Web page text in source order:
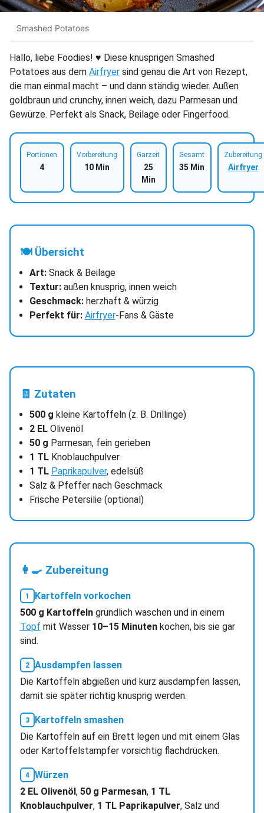
Smashed Potatoes
Hallo, liebe Foodies! ♥︎ Diese knusprigen Smashed
Potatoes aus dem Airfryer sind genau die Art von Rezept,
die man einmal macht – und dann ständig wieder. Außen
goldbraun und crunchy, innen weich, dazu Parmesan und
Gewürze. Perfekt als Snack, Beilage oder Fingerfood.
Portionen
4
Vorbereitung
10 Min
Garzeit
25
Min
Gesamt
35 Min
Zubereitung
Airfryer
🍽 Übersicht
Art:Snack & Beilage
Textur:außen knusprig, innen weich
Geschmack:herzhaft & würzig
Perfekt für: Airfryer-Fans & Gäste
🧾 Zutaten
500 g kleine Kartoffeln (z. B. Drillinge)
2 ELOlivenöl
50 g Parmesan, fein gerieben
1 TLKnoblauchpulver
1 TL Paprikapulver, edelsüß
Salz & Pfeffer nach Geschmack
Frische Petersilie (optional)
👩‍🍳 Zubereitung
Kartoffeln vorkochen
500 g Kartoffelngründlich waschen und in einem
Topf mit Wasser 10–15 Minutenkochen, bis sie gar
sind.
Ausdampfen lassen
Die Kartoffeln abgießen und kurz ausdampfen lassen,
damit sie später richtig knusprig werden.
Kartoffeln smashen
Die Kartoffeln auf ein Brett legen und mit einem Glas
oder Kartoffelstampfer vorsichtig flachdrücken.
Würzen
2 EL Olivenöl , 50 g Parmesan, 1 TL
Knoblauchpulver, 1 TL Paprikapulver, Salz und